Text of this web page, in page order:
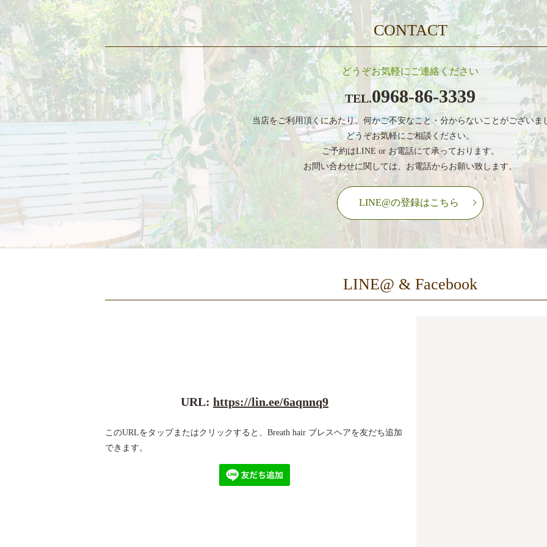
2022/01/05 ネイルの営業時間を変更します。
2021/12/07 12月の営業日について
2021/10/04 まつげメニュー休止のお知らせ
2021/07/06 ネイルメニュー再開しております。
CONTACT
どうぞお気軽にご連絡ください
TEL.0968-86-3339
当店をご利用頂くにあたり、 何かご不安なこと・分からないことがございま
どうぞお気軽にご相談ください。
ご予約はLINE or お電話にて承っております。
お問い合わせに関しては、お電話からお願い致します。
LINE@の登録はこちら
LINE@ & Facebook
URL: https://lin.ee/6aqnnq9
このURLをタップまたはクリックすると、Breath hair ブレスヘアを友だち追加
できます。